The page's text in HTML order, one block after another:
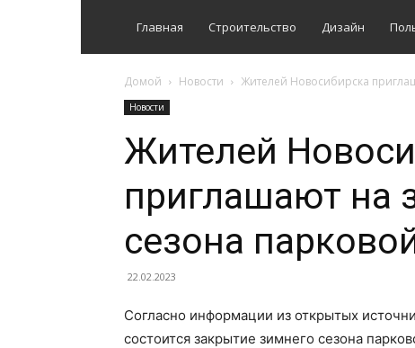
Главная Строительство Дизайн
Домой Новости Жителей Новосибирска
Новости
Жителей
приглашают на
сезона
22.02.2023
Согласно информации из открытых
состоится закрытие зимнего сезона